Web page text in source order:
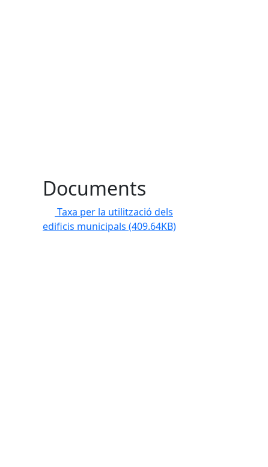
Documents
Taxa per la utilització dels
edificis municipals (409.64KB)